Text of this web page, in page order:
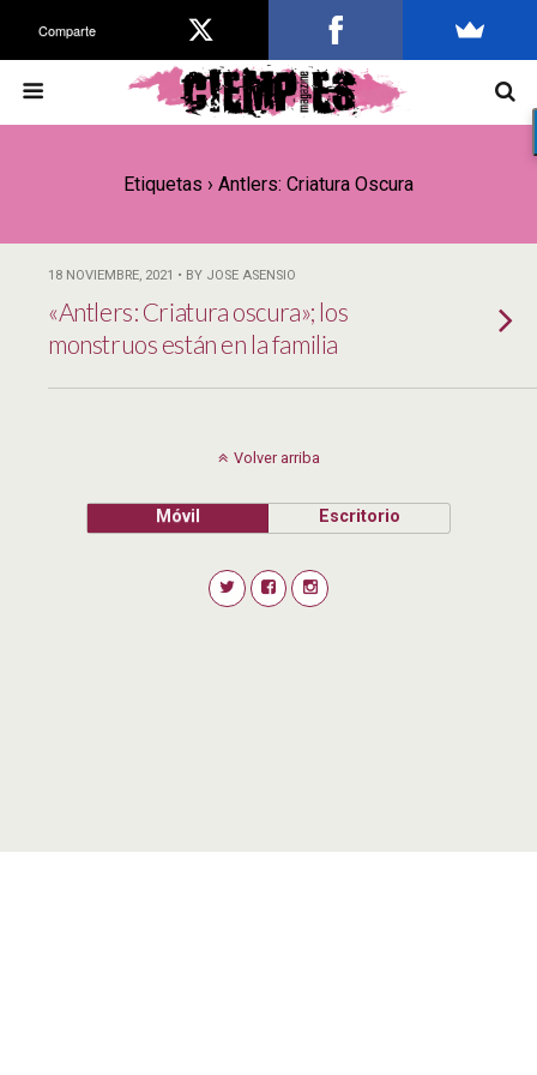
Etiquetas › Antlers: Criatura Oscura
18 NOVIEMBRE, 2021 • BY JOSE ASENSIO
«Antlers: Criatura oscura»; los
monstruos están en la familia
Volver arriba
Móvil Escritorio
Comparte